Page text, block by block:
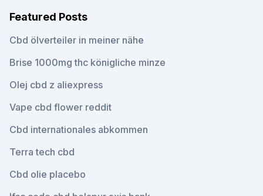
Featured Posts
Cbd ölverteiler in meiner nähe
Brise 1000mg thc königliche minze
Olej cbd z aliexpress
Vape cbd flower reddit
Cbd internationales abkommen
Terra tech cbd
Cbd olie placebo